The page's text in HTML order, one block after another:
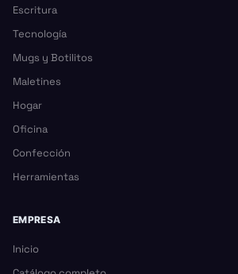
Escritura
Tecnología
Mugs y Botilitos
Maletines
Hogar
Oficina
Confección
Herramientas
EMPRESA
Inicio